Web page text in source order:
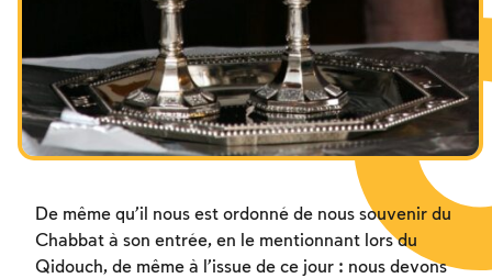
De même qu’il nous est ordonné de nous souvenir du
Chabbat à son entrée, en le mentionnant lors du
Qidouch, de même à l’issue de ce jour : nous devons